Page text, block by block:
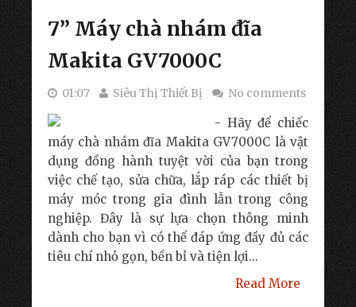
7” Máy chà nhám đĩa
Makita GV7000C
01:07 Siêu Thị Thiết Bị No comments
- Hãy để chiếc
máy chà nhám đĩa Makita GV7000C là vật
dụng đồng hành tuyệt vời của bạn trong
việc chế tạo, sửa chữa, lắp ráp các thiết bị
máy móc trong gia đình lẫn trong công
nghiệp. Đây là sự lựa chọn thông minh
dành cho bạn vì có thể đáp ứng đầy đủ các
tiêu chí nhỏ gọn, bền bỉ và tiện lợi...
Read More